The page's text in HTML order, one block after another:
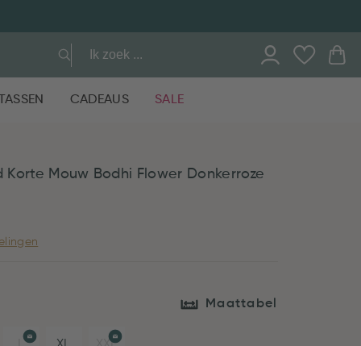
CADEAUS SALE
Korte Mouw Bodhi Flower Donkerroze
Maattabel